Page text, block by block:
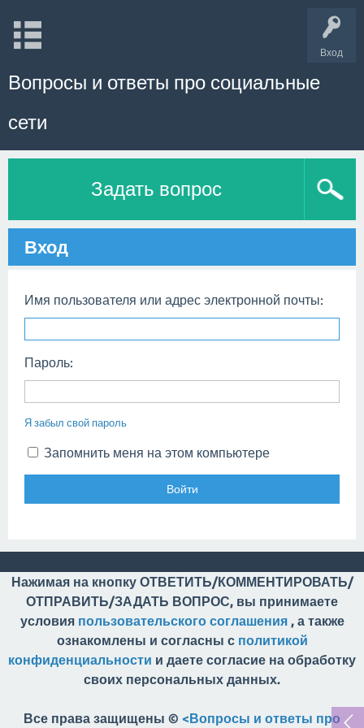
Вход
Вопросы и ответы про социальные
сети
Задать вопрос
Вход
Имя пользователя или адрес электронной почты:
Пароль:
Я забыл свой пароль
Запомнить меня на этом компьютере
Нажимая на кнопку ОТВЕТИТЬ/КОММЕНТИРОВАТЬ/
ОТПРАВИТЬ/ЗАДАТЬ ВОПРОС, вы принимаете
условия пользовательского соглашения, а также
ознакомлены и согласны с политикой
конфиденциальности и даете согласие на обработку
своих персональных данных.
Все права защищены © <Вопросы и ответы про